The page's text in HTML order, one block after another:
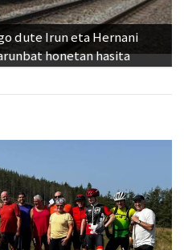
dute Irun eta Hernani
honetan hasita